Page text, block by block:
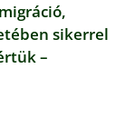
sikerrel
–